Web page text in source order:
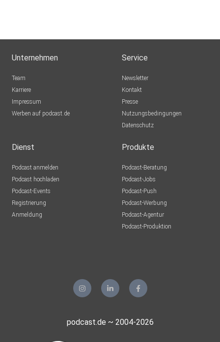
Unternehmen
Team
Karriere
Impressum
Werben auf podcast.de
Service
Newsletter
Kontakt
Presse
Nutzungsbedingungen
Datenschutz
Dienst
Podcast anmelden
Podcast hochladen
Podcast-Events
Registrierung
Anmeldung
Produkte
Podcast-Beratung
Podcast-Jobs
Podcast-Push
Podcast-Werbung
Podcast-Agentur
Podcast-Produktion
podcast.de ~ 2004-2026